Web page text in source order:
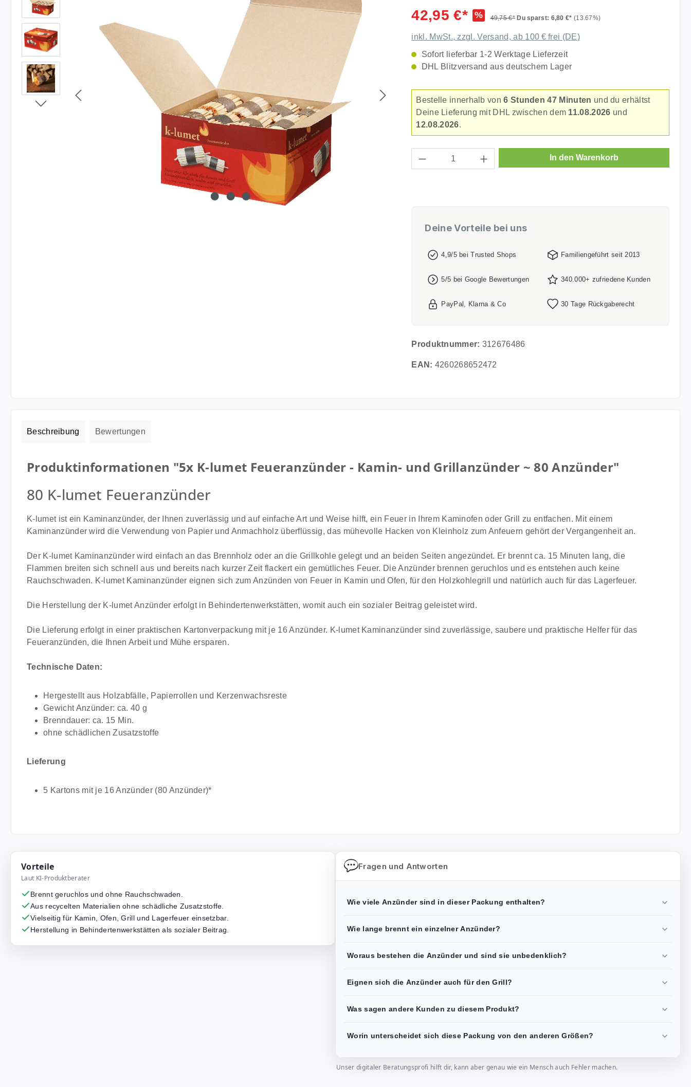
42,95 €* % 49,75 €* Du sparst: 6,80 €* (13.67%)
inkl. MwSt., zzgl. Versand, ab 100 € frei (DE)
Sofort lieferbar 1-2 Werktage Lieferzeit
DHL Blitzversand aus deutschem Lager
Bestelle innerhalb von6 Stunden 47 Minuten und du erhältst
Deine Lieferung mit DHL zwischen dem 11.08.2026 und
12.08.2026.
Produkt Anzahl: Gib den gewünschten Wert ein
In den Warenkorb
Deine Vorteile bei uns
4,9/5 bei Trusted Shops Familiengeführt seit 2013
5/5 bei Google Bewertungen 340.000+ zufriedene Kunden
PayPal, Klarna & Co 30 Tage Rückgaberecht
Produktnummer: 312676486
EAN: 4260268652472
Beschreibung Bewertungen
Produktinformationen "5x K-lumet Feueranzünder - Kamin- und Grillanzünder ~ 80 Anzünder"
80 K-lumet Feueranzünder
K-lumet ist ein Kaminanzünder, der Ihnen zuverlässig und auf einfache Art und Weise hilft, ein Feuer in Ihrem Kaminofen oder Grill zu entfachen. Mit einem
Kaminanzünder wird die Verwendung von Papier und Anmachholz überflüssig, das mühevolle Hacken von Kleinholz zum Anfeuern gehört der Vergangenheit an.
Der K-lumet Kaminanzünder wird einfach an das Brennholz oder an die Grillkohle gelegt und an beiden Seiten angezündet. Er brennt ca. 15 Minuten lang, die
Flammen breiten sich schnell aus und bereits nach kurzer Zeit flackert ein gemütliches Feuer. Die Anzünder brennen geruchlos und es entstehen auch keine
Rauchschwaden. K-lumet Kaminanzünder eignen sich zum Anzünden von Feuer in Kamin und Ofen, für den Holzkohlegrill und natürlich auch für das Lagerfeuer.
Die Herstellung der K-lumet Anzünder erfolgt in Behindertenwerkstätten, womit auch ein sozialer Beitrag geleistet wird.
Die Lieferung erfolgt in einer praktischen Kartonverpackung mit je 16 Anzünder. K-lumet Kaminanzünder sind zuverlässige, saubere und praktische Helfer für das
Feueranzünden, die Ihnen Arbeit und Mühe ersparen.
Technische Daten:
Hergestellt aus Holzabfälle, Papierrollen und Kerzenwachsreste
Gewicht Anzünder: ca. 40 g
Brenndauer: ca. 15 Min.
ohne schädlichen Zusatzstoffe
Lieferung
5 Kartons mit je 16 Anzünder (80 Anzünder)*
Vorteile
Laut KI-Produktberater
Brennt geruchlos und ohne Rauchschwaden.
Aus recycelten Materialien ohne schädliche Zusatzstoffe.
Vielseitig für Kamin, Ofen, Grill und Lagerfeuer einsetzbar.
Herstellung in Behindertenwerkstätten als sozialer Beitrag.
Fragen und Antworten
Wie viele Anzünder sind in dieser Packung enthalten?
Wie lange brennt ein einzelner Anzünder?
Woraus bestehen die Anzünder und sind sie unbedenklich?
Eignen sich die Anzünder auch für den Grill?
Was sagen andere Kunden zu diesem Produkt?
Worin unterscheidet sich diese Packung von den anderen Größen?
Unser digitaler Beratungsprofi hilft dir, kann aber genau wie ein Mensch auch Fehler machen.